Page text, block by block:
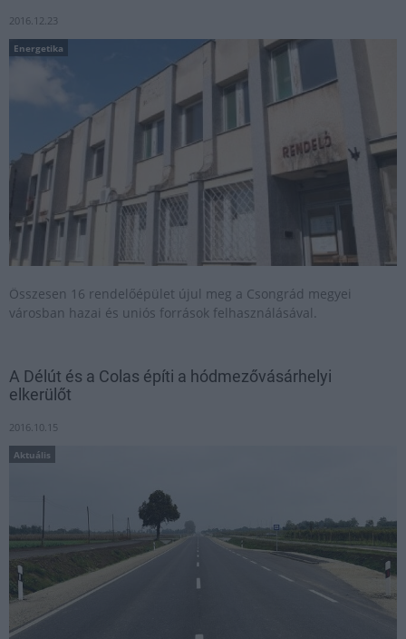
2016.12.23
Energetika
Összesen 16 rendelőépület újul meg a Csongrád megyei
városban hazai és uniós források felhasználásával.
A Délút és a Colas építi a hódmezővásárhelyi
elkerülőt
2016.10.15
Aktuális